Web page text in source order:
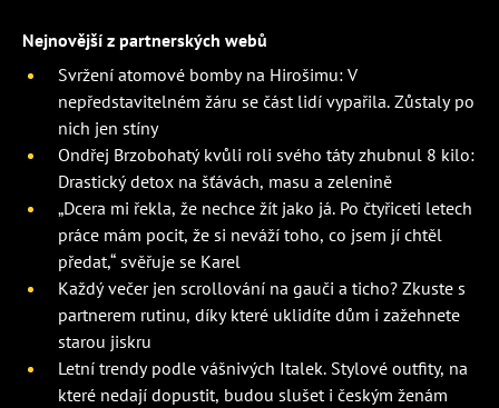
Nejnovější z partnerských webů
Svržení atomové bomby na Hirošimu: V
nepředstavitelném žáru se část lidí vypařila. Zůstaly po
nich jen stíny
Ondřej Brzobohatý kvůli roli svého táty zhubnul 8 kilo:
Drastický detox na šťávách, masu a zelenině
„Dcera mi řekla, že nechce žít jako já. Po čtyřiceti letech
práce mám pocit, že si neváží toho, co jsem jí chtěl
předat,“ svěřuje se Karel
Každý večer jen scrollování na gauči a ticho? Zkuste s
partnerem rutinu, díky které uklidíte dům i zažehnete
starou jiskru
Letní trendy podle vášnivých Italek. Stylové outfity, na
které nedají dopustit, budou slušet i českým ženám